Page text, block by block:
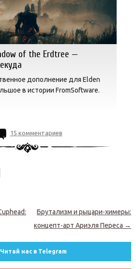
of the Erdtree —
дополнение для Elden
в истории FromSoftware.
15 комментариев
Брутализм и рыцари-химеры:
концепт-арт Ариэля Переса →
Читай нас в Telegram